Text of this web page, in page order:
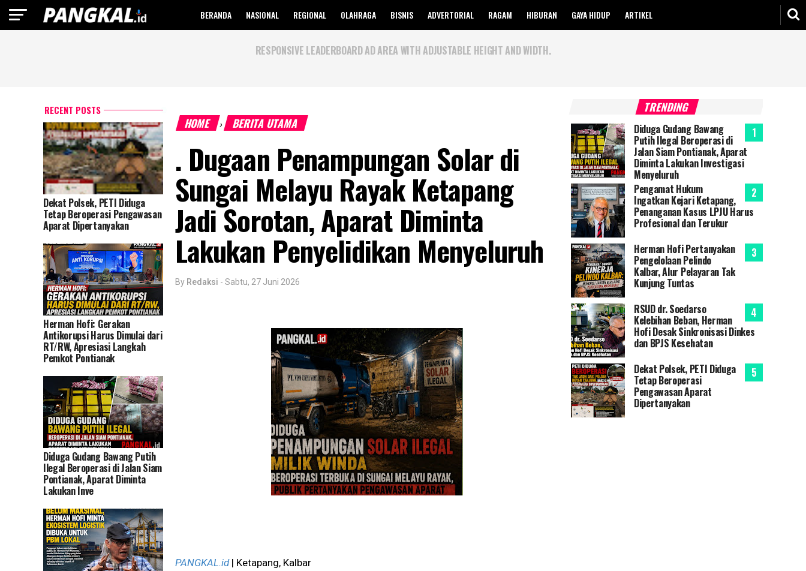
BERANDA NASIONAL REGIONAL OLAHRAGA BISNIS ADVERTORIAL RAGAM HIBURAN GAYA HIDUP ARTIKEL
RESPONSIVE LEADERBOARD AD AREA WITH ADJUSTABLE HEIGHT AND WIDTH.
RECENT POSTS
Dekat Polsek, PETI Diduga
Tetap Beroperasi Pengawasan
Aparat Dipertanyakan
Herman Hofi: Gerakan
Antikorupsi Harus Dimulai dari
RT/RW, Apresiasi Langkah
Pemkot Pontianak
Diduga Gudang Bawang Putih
Ilegal Beroperasi di Jalan Siam
Pontianak, Aparat Diminta
Lakukan Inve
HOME › BERITA UTAMA
. Dugaan Penampungan Solar di
Sungai Melayu Rayak Ketapang
Jadi Sorotan, Aparat Diminta
Lakukan Penyelidikan Menyeluruh
By Redaksi - Sabtu, 27 Juni 2026
PANGKAL.id| Ketapang, Kalbar
TRENDING
Diduga Gudang Bawang
Putih Ilegal Beroperasi di
Jalan Siam Pontianak, Aparat
Diminta Lakukan Investigasi
Menyeluruh
Pengamat Hukum
Ingatkan Kejari Ketapang,
Penanganan Kasus LPJU Harus
Profesional dan Terukur
Herman Hofi Pertanyakan
Pengelolaan Pelindo
Kalbar, Alur Pelayaran Tak
Kunjung Tuntas
RSUD dr. Soedarso
Kelebihan Beban, Herman
Hofi Desak Sinkronisasi Dinkes
dan BPJS Kesehatan
Dekat Polsek, PETI Diduga
Tetap Beroperasi
Pengawasan Aparat
Dipertanyakan